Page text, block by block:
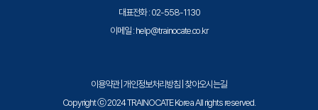
대표전화 : 02-558-1130
이메일 : help@trainocate.co.kr
이용약관| 개인정보처리방침 찾아오시는길
Copyright ⓒ 2024 TRAINOCATE Korea All rights reserved.